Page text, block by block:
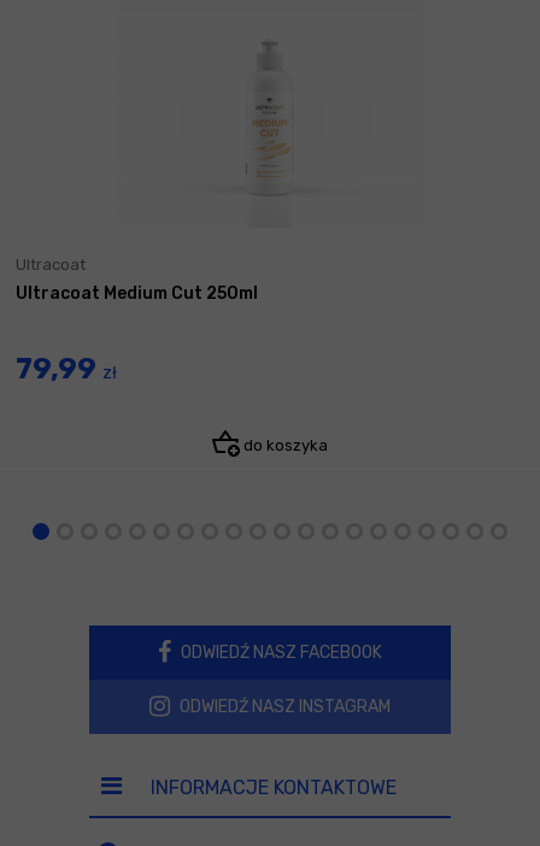
Ultracoat
Ultracoat Medium Cut 250ml
79,99 zł
do koszyka
ODWIEDŹ NASZ FACEBOOK
ODWIEDŹ NASZ INSTAGRAM
INFORMACJE KONTAKTOWE